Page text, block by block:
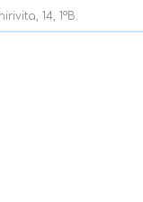
14, 1ºB.
page